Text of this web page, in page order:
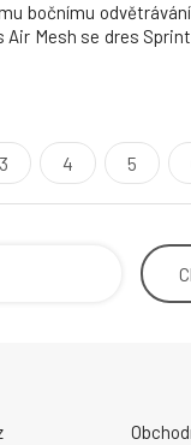
bočnímu odvětrávání
Air Mesh se dres Sprint
3 4 5